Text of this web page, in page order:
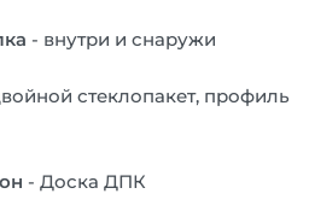
- внутри и снаружи
стеклопакет, профиль
- Доска ДПК